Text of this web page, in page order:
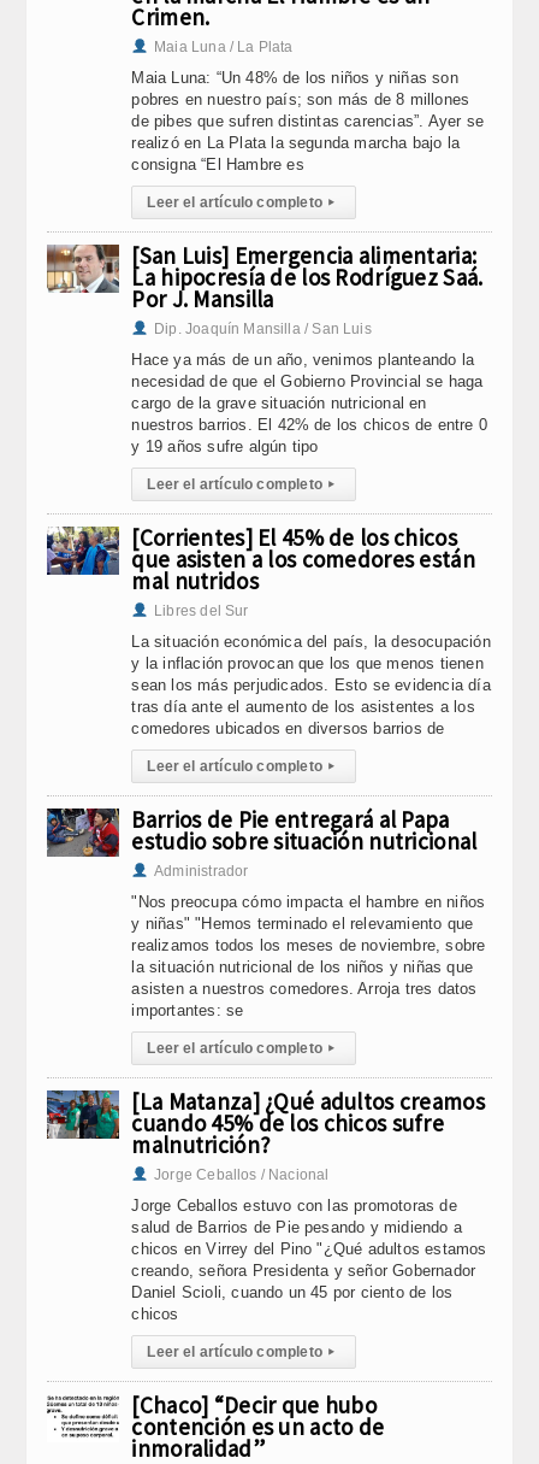
Crimen.
Maia Luna / La Plata
Maia Luna: “Un 48% de los niños y niñas son
pobres en nuestro país; son más de 8 millones
de pibes que sufren distintas carencias”. Ayer se
realizó en La Plata la segunda marcha bajo la
consigna “El Hambre es
Leer el artículo completo ▸
[San Luis] Emergencia alimentaria:
La hipocresía de los Rodríguez Saá.
Por J. Mansilla
Dip. Joaquín Mansilla / San Luis
Hace ya más de un año, venimos planteando la
necesidad de que el Gobierno Provincial se haga
cargo de la grave situación nutricional en
nuestros barrios. El 42% de los chicos de entre 0
y 19 años sufre algún tipo
Leer el artículo completo ▸
[Corrientes] El 45% de los chicos
que asisten a los comedores están
mal nutridos
Libres del Sur
La situación económica del país, la desocupación
y la inflación provocan que los que menos tienen
sean los más perjudicados. Esto se evidencia día
tras día ante el aumento de los asistentes a los
comedores ubicados en diversos barrios de
Leer el artículo completo ▸
Barrios de Pie entregará al Papa
estudio sobre situación nutricional
Administrador
"Nos preocupa cómo impacta el hambre en niños
y niñas" "Hemos terminado el relevamiento que
realizamos todos los meses de noviembre, sobre
la situación nutricional de los niños y niñas que
asisten a nuestros comedores. Arroja tres datos
importantes: se
Leer el artículo completo ▸
[La Matanza] ¿Qué adultos creamos
cuando 45% de los chicos sufre
malnutrición?
Jorge Ceballos / Nacional
Jorge Ceballos estuvo con las promotoras de
salud de Barrios de Pie pesando y midiendo a
chicos en Virrey del Pino "¿Qué adultos estamos
creando, señora Presidenta y señor Gobernador
Daniel Scioli, cuando un 45 por ciento de los
chicos
Leer el artículo completo ▸
[Chaco] “Decir que hubo
contención es un acto de
inmoralidad”